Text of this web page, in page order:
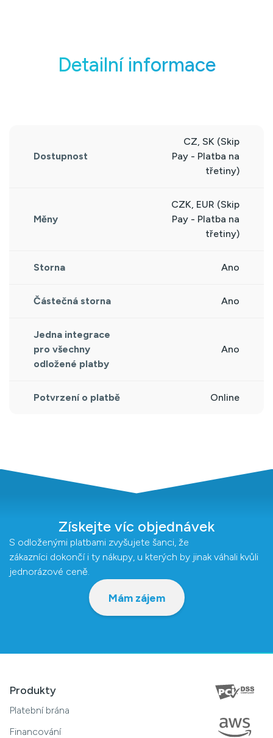
Detailní informace
Dostupnost
CZ, SK (Skip
Pay - Platba na
třetiny)
Měny
CZK, EUR (Skip
Pay - Platba na
třetiny)
Storna Ano
Částečná storna Ano
Jedna integrace
pro všechny
odložené platby
Ano
Potvrzení o platbě Online
Získejte víc objednávek
S odloženými platbami zvyšujete šanci, že
zákazníci dokončí i ty nákupy, u kterých by jinak váhali kvůli
jednorázové ceně.
Mám zájem
Produkty
Platební brána
Financování